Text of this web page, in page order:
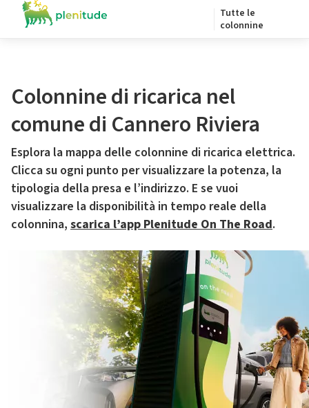
Tutte le
colonnine
Colonnine di ricarica nel
comune di Cannero Riviera
Esplora la mappa delle colonnine di ricarica elettrica.
Clicca su ogni punto per visualizzare la potenza, la
tipologia della presa e l’indirizzo. E se vuoi
visualizzare la disponibilità in tempo reale della
colonnina, scarica l’app Plenitude On The Road.